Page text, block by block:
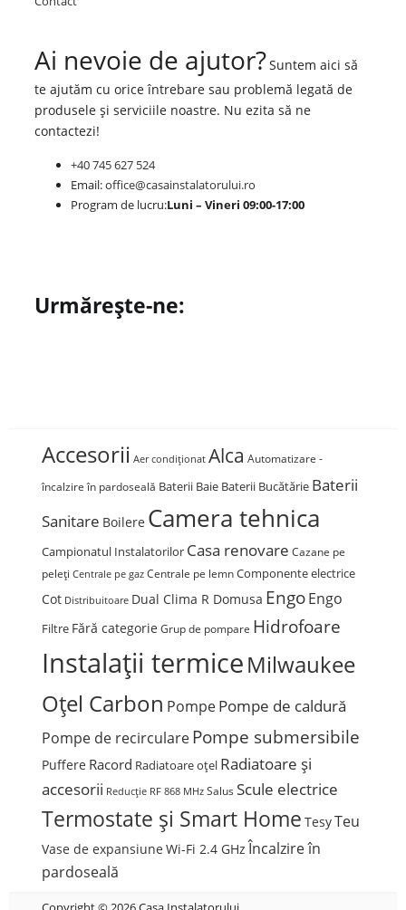
Ai nevoie de ajutor?Suntem aici să
te ajutăm cu orice întrebare sau problemă legată de
produsele și serviciile noastre. Nu ezita să ne
contactezi!
+40 745 627 524
Email:office@casainstalatorului.ro
Program de lucru:Luni – Vineri 09:00-17:00
Urmărește-ne:
Accesorii Aer condiționat Alca Automatizare -
încalzire în pardoseală Baterii Baie Baterii Bucătărie Baterii
Sanitare Boilere Camera tehnica
Campionatul Instalatorilor Casa renovare Cazane pe
peleți Centrale pe gaz Centrale pe lemn Componente electrice
Cot Distribuitoare Dual Clima R Domusa EngoEngo
Filtre Fără categorie Grup de pompare Hidrofoare
Instalații termiceMilwaukee
Oțel Carbon PompePompe de caldură
Pompe de recircularePompe submersibile
Puffere Racord Radiatoare oțel Radiatoare și
accesorii Reducție RF 868 MHz Salus Scule electrice
Termostate și Smart Home TesyTeu
Vase de expansiune Wi-Fi 2.4 GHz Încalzire în
pardoseală